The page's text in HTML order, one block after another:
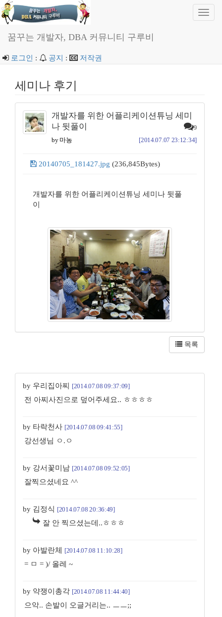
꿈꾸는 개발자, DBA 커뮤니티 구루비
로그인 : 공지 : 저작권
세미나 후기
개발자를 위한 어플리케이션튜닝 세미
나 뒷풀이
9
by 마농 [2014.07.07 23:12:34]
20140705_181427.jpg (236,845Bytes)
개발자를 위한 어플리케이션튜닝 세미나 뒷풀
이
목록
by 우리집아찌 [2014.07.08 09:37:09]
전 아찌사진으로 덮어주세요.. ㅎㅎㅎㅎ
by 타락천사 [2014.07.08 09:41:55]
강선생님 ㅇ.ㅇ
by 강서꽃미남 [2014.07.08 09:52:05]
잘찍으셨네요 ^^
by 김정식 [2014.07.08 20:36:49]
잘 안 찍으셨는데..ㅎㅎㅎ
by 아발란체 [2014.07.08 11:10:28]
= ㅁ = )/ 올레 ~
by 약쟁이총각 [2014.07.08 11:44:40]
으악.. 손발이 오글거리는.. ㅡㅡ;;